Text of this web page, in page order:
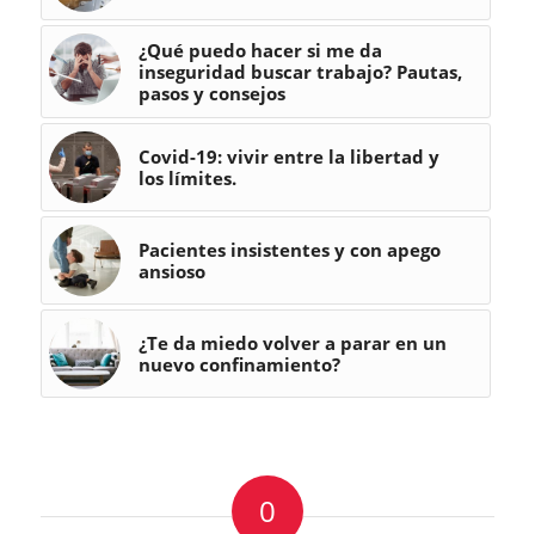
¿Qué puedo hacer si me da
inseguridad buscar trabajo? Pautas,
pasos y consejos
Covid-19: vivir entre la libertad y
los límites.
Pacientes insistentes y con apego
ansioso
¿Te da miedo volver a parar en un
nuevo confinamiento?
0